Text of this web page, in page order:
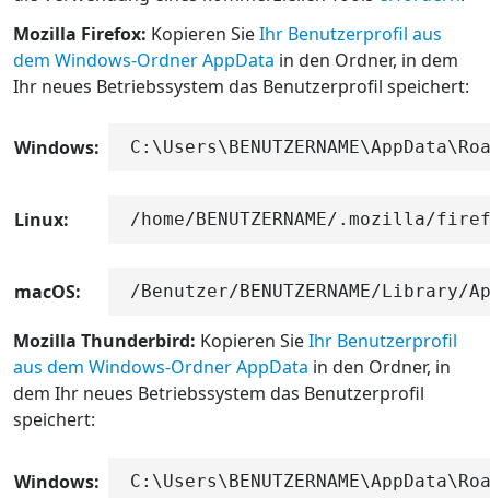
Mozilla Firefox: Kopieren SieIhr Benutzerprofil aus
dem Windows-Ordner AppData in den Ordner, in dem
Ihr neues Betriebssystem das Benutzerprofil speichert:
Windows:
Linux: /home/BENUTZERNAME/.mozilla/
macOS: /Benutzer/BENUTZERNAME/
Mozilla Thunderbird: Kopieren SieIhr Benutzerprofil
aus dem Windows-Ordner AppData in den Ordner, in
dem Ihr neues Betriebssystem das Benutzerprofil
speichert:
Windows: